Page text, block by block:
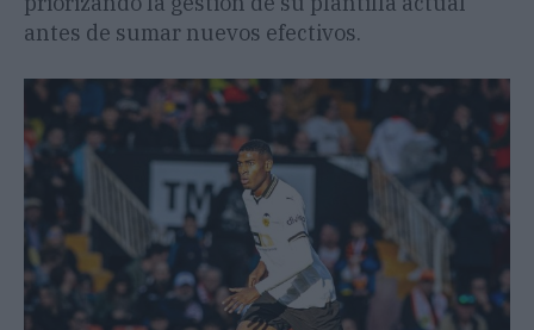
antes de sumar nuevos efectivos.